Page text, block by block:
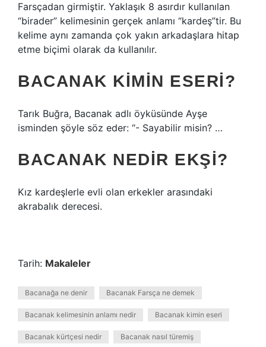
Farsçadan girmiştir. Yaklaşık 8 asırdır kullanılan
“birader” kelimesinin gerçek anlamı “kardeş”tir. Bu
kelime aynı zamanda çok yakın arkadaşlara hitap
etme biçimi olarak da kullanılır.
BACANAK KIMIN ESERI?
Tarık Buğra, Bacanak adlı öyküsünde Ayşe
isminden şöyle söz eder: “- Sayabilir misin? …
BACANAK NEDIR EKŞI?
Kız kardeşlerle evli olan erkekler arasındaki
akrabalık derecesi.
Tarih: Makaleler
Bacanağa ne denir Bacanak Farsça ne demek
Bacanak kelimesinin anlamı nedir Bacanak kimin eseri
Bacanak kürtçesi nedir Bacanak nasıl türemiş